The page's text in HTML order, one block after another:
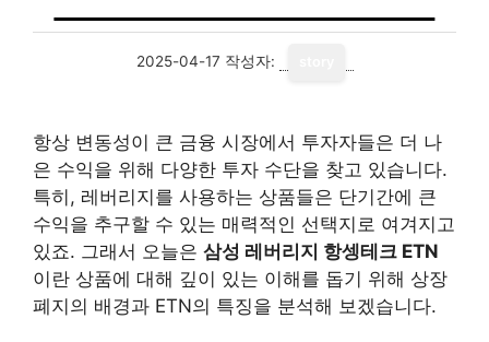
2025-04-17 작성자:
항상 변동성이 큰 금융 시장에서 투자자들은 더 나
은 수익을 위해 다양한 투자 수단을 찾고 있습니다.
특히, 레버리지를 사용하는 상품들은 단기간에 큰
수익을 추구할 수 있는 매력적인 선택지로 여겨지고
있죠. 그래서 오늘은 삼성 레버리지 항셍테크 ETN
이란 상품에 대해 깊이 있는 이해를 돕기 위해 상장
폐지의 배경과 ETN의 특징을 분석해 보겠습니다.